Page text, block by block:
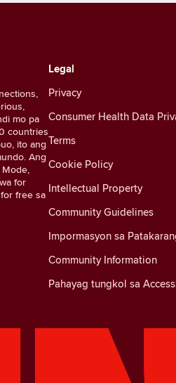
mo pa
countries
ito ang
Ang
for
free sa
Legal
Privacy
Consumer Health Data
Terms
Cookie Policy
Intellectual Property
Community Guidelines
Impormasyon sa
Community Information
Pahayag tungkol sa